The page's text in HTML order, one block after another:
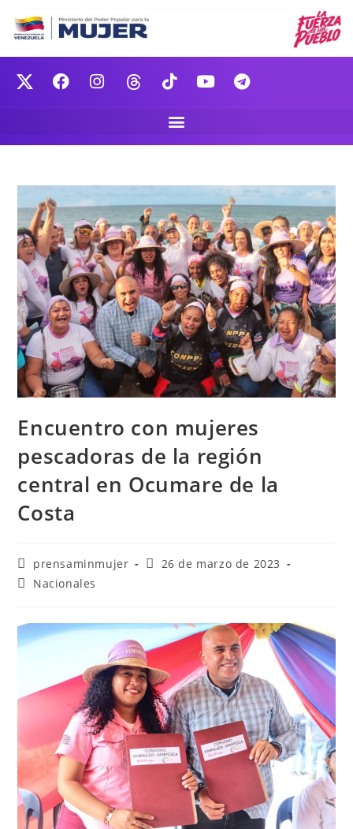
Encuentro con mujeres
pescadoras de la región
central en Ocumare de la
Costa
prensaminmujer
26 de marzo de 2023
Nacionales